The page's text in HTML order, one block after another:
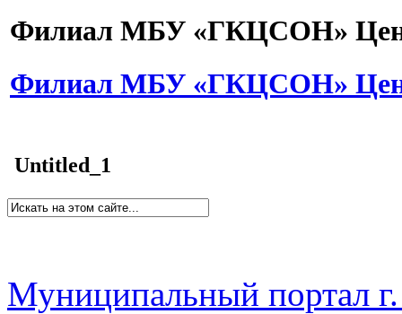
Филиал МБУ «ГКЦСОН»
Филиал МБУ «ГКЦСОН»
Untitled_1
Муниципальный портал